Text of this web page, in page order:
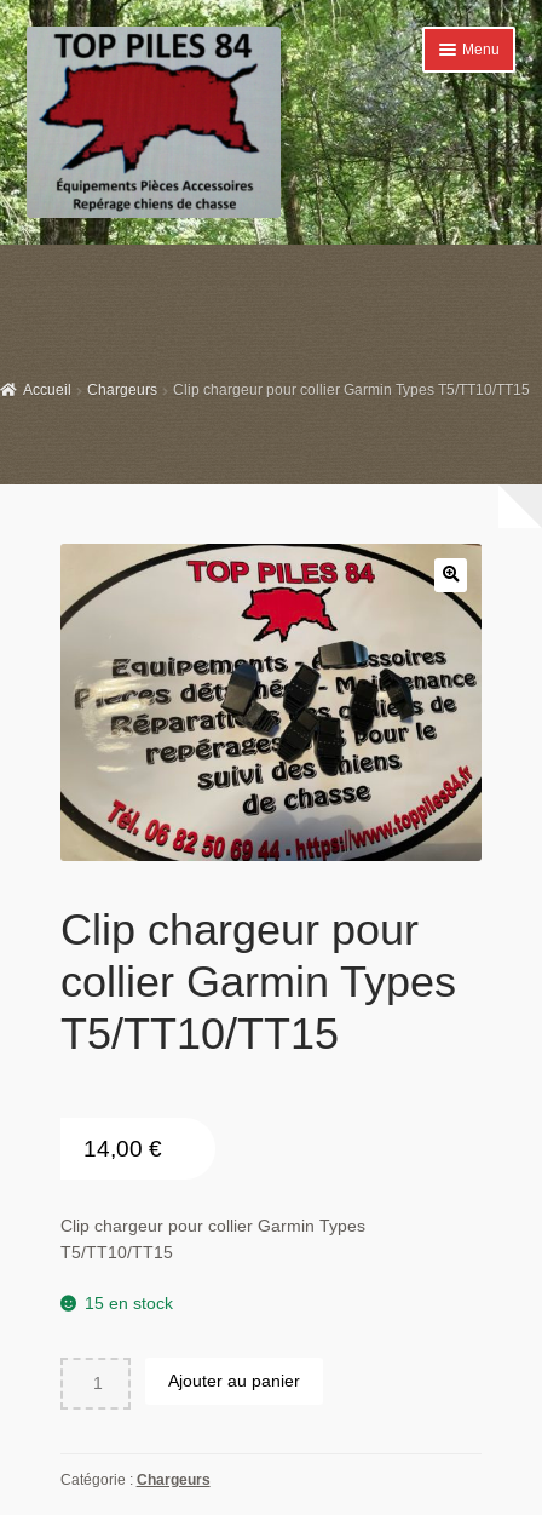
Aller
à
la
navigation
Aller
au
contenu
Menu
Accueil
Produits populaires
Qui sommes-nous
Accueil Chargeurs Clip chargeur pour collier Garmin Types T5/TT10/TT15
Clip chargeur pour
collier Garmin Types
T5/TT10/TT15
14,00 €
Clip chargeur pour collier Garmin Types
T5/TT10/TT15
15 en stock
quantité
de
pour
Ajouter au panier
Catégorie : Chargeurs